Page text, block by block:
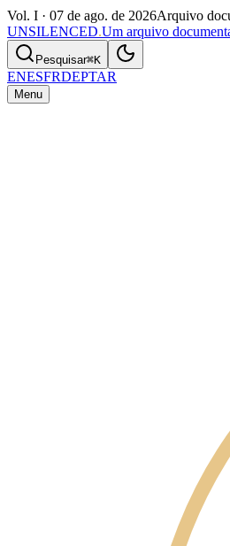
Vol. I · 07 de ago. de 2026Arquivo
UNSILENCED.Um arquivo
Pesquisar⌘K
ENESFRDEPTAR
Menu